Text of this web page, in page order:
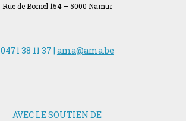
Rue de Bomel 154 – 5000 Namur
0471 38 11 37 | ama@ama.be
AVEC LE SOUTIEN DE